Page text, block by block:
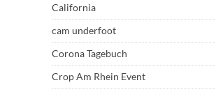
California
cam underfoot
Corona Tagebuch
Crop Am Rhein Event